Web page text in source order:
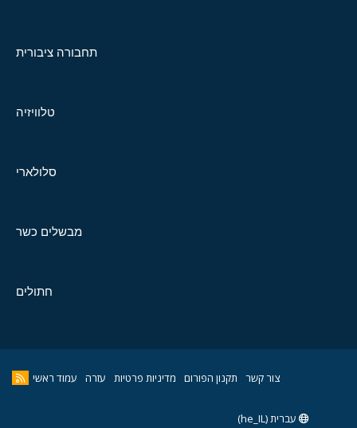
תחבורה ציבורית
טלוויזיה
סלולארי
מבשלים כשר
חתולים
צור קשר תקנון הפורום מדיניות פרטיות עזרה עמוד ראשי
עברית (he_IL)